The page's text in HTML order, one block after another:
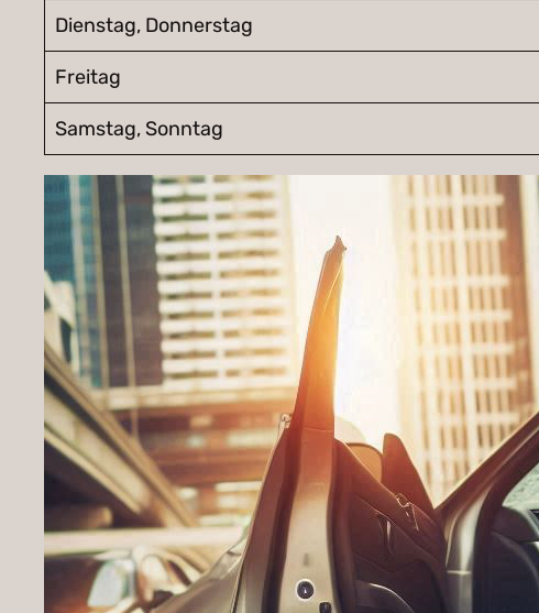
Dienstag, Donnerstag
Freitag
Samstag, Sonntag